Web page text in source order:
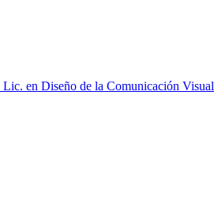
Lic. en Diseño de la Comunicación Visual